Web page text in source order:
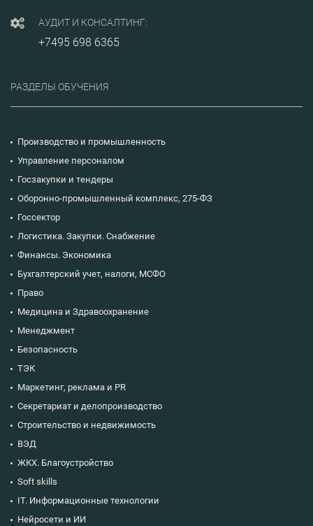
АУДИТ И КОНСАЛТИНГ:
+7495 698 6365
РАЗДЕЛЫ ОБУЧЕНИЯ
Производство и промышленность
Управление персоналом
Госзакупки и тендеры
Оборонно-промышленный комплекс, 275-ФЗ
Госсектор
Логистика. Закупки. Снабжение
Финансы. Экономика
Бухгалтерский учет, налоги, МСФО
Право
Медицина и Здравоохранение
Менеджмент
Безопасность
ТЭК
Маркетинг, реклама и PR
Секретариат и делопроизводство
Строительство и недвижимость
ВЭД
ЖКХ. Благоустройство
Soft skills
IT. Информационные технологии
Нейросети и ИИ